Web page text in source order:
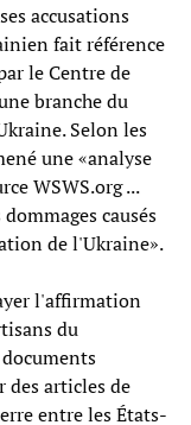
accusations
fait référence
le Centre de
branche du
Selon les
une «analyse
WSWS.org ...
causés
de l'Ukraine».
l'affirmation
du
des articles de
entre les États-